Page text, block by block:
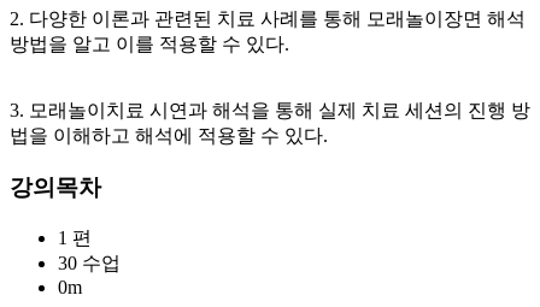
2. 다양한 이론과 관련된 치료 사례를 통해 모래놀이장면 해석
방법을 알고 이를 적용할 수 있다.
3. 모래놀이치료 시연과 해석을 통해 실제 치료 세션의 진행 방
법을 이해하고 해석에 적용할 수 있다.
강의목차
1 편
30 수업
0m